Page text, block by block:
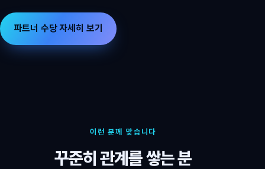
파트너 수당 자세히 보기
이런 분께 맞습니다
꾸준히 관계를 쌓는 분